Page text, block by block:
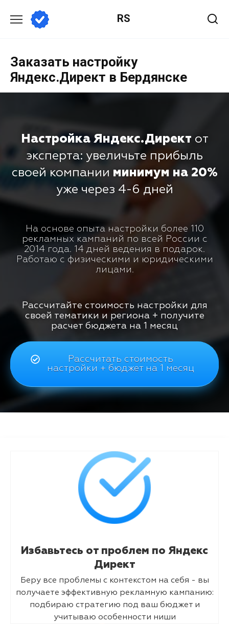
RS
Заказать настройку
Яндекс.Директ в Бердянске
Настройка Яндекс.Директ от
эксперта: увеличьте прибыль
своей компании минимум на 20%
уже через 4-6 дней
На основе опыта настройки более 110
рекламных кампаний по всей России с
2014 года. 14 дней ведения в подарок.
Работаю с физическими и юридическими
лицами.
Рассчитайте стоимость настройки для
своей тематики и региона + получите
расчет бюджета на 1 месяц
Рассчитать стоимость
настройки + бюджет на 1 месяц
Избавьтесь от проблем по Яндекс
Директ
Беру все проблемы с контекстом на себя - вы
получаете эффективную рекламную кампанию:
подбираю стратегию под ваш бюджет и
учитываю особенности ниши